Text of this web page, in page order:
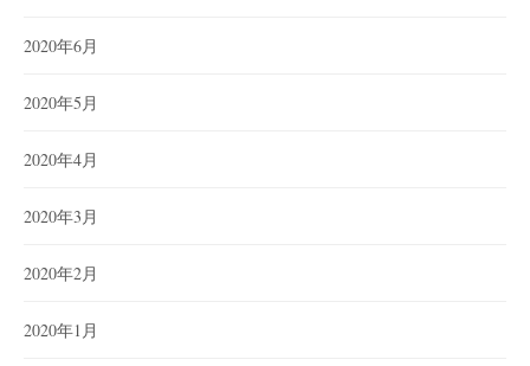
2020年6月
2020年5月
2020年4月
2020年3月
2020年2月
2020年1月